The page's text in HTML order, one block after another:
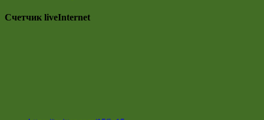
Счетчик liveInternet